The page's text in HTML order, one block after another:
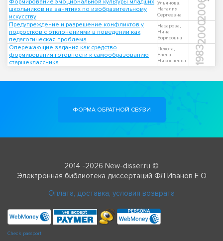
Формирование эмоциональной культуры младших
школьников на занятиях по изобразительному
искусству
Ульянова,
Наталия
Сергеевна
2006
Предупреждение и разрешение конфликтов у
подростков с отклонениями в поведении как
педагогическая проблема
Назарова,
Нина
Борисовна
2000
Опережающие задания как средство
формирования готовности к самообразованию
старшеклассника
Пехота,
Елена
Николаевна
1983
ФОРМА ОБРАТНОЙ СВЯЗИ
2014 -2026 New-disser.ru ©
Электронная библиотека диссертаций ФЛ Иванов Е О
Оплата, доставка, условия возврата
Check passport